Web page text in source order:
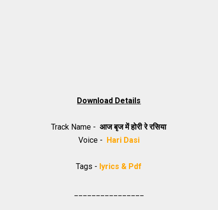
Download Details
Track Name - आज बृज में होरी रे रसिया
Voice - Hari Dasi
Tags - lyrics & Pdf